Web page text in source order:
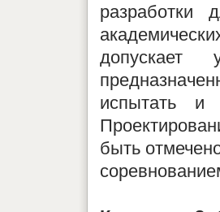
разработки
допускает
испытать и
быть